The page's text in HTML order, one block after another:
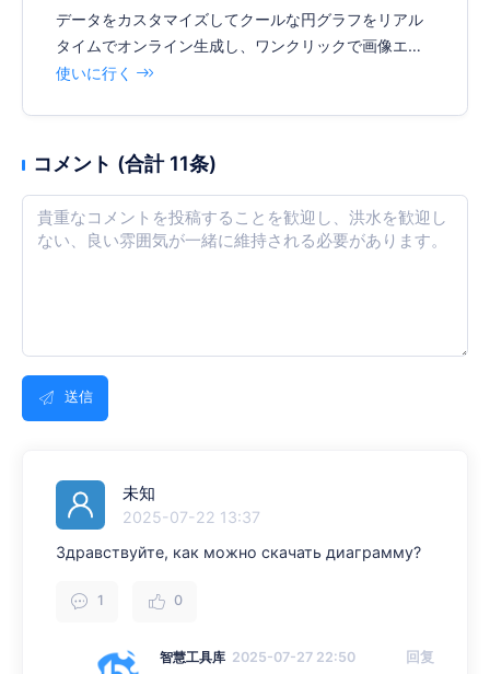
データをカスタマイズしてクールな円グラフをリアル
タイムでオンライン生成し、ワンクリックで画像エク
スポートをサポートし、様々な文書やレポートを簡単
使いに行く
コメント (合計 11条)
送信
未知
2025-07-22 13:37
Здравствуйте, как можно скачать диаграмму?
1 0
智慧工具库 2025-07-27 22:50 回复